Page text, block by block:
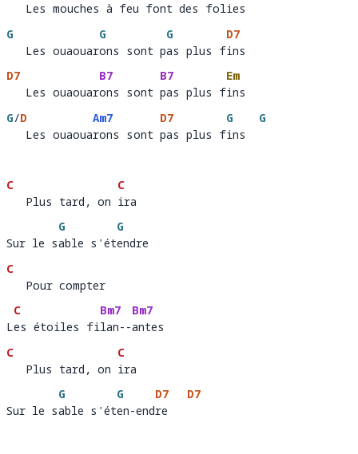
Les mouches à feu font des folies
   Les mouches à feu font des folies
G
   Les ouaouar
G
ons sont p
G
as plus f
D7
in
   Les ouaouarons sont pas plus fins
D7
   Les ouaouar
B7
ons sont
B7
pas plus f
Em
ins
   Les ouaouarons sont pas plus fins
G/D
   Les ouaoua
Am7
rons sont
D7
pas plus f
G
ins
G
   Les ouaouarons sont pas plus fins
C
   Plus tard, on
C
ira
   Plus tard, on ira
Sur le s
G
able s'ét
G
e
Sur le sable s'étendre
C
   Pour compter
   Pour compter
L
C
es étoiles fi
Bm7
lan--
Bm7
ant
Les étoiles filan--antes
C
   Plus tard, on
C
ira
   Plus tard, on ira
Sur le s
G
able s'ét
G
en-end
D7
re
D7
Sur le sable s'éten-endre